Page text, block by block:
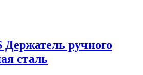
ручного
сталь